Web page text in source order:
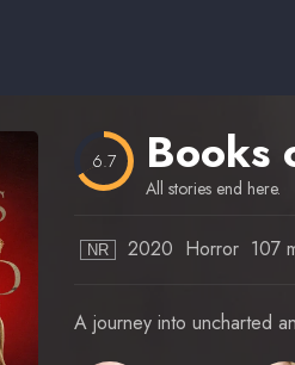
6.7 Books
All stories end here.
NR 2020 Horror 107
A journey into uncharted